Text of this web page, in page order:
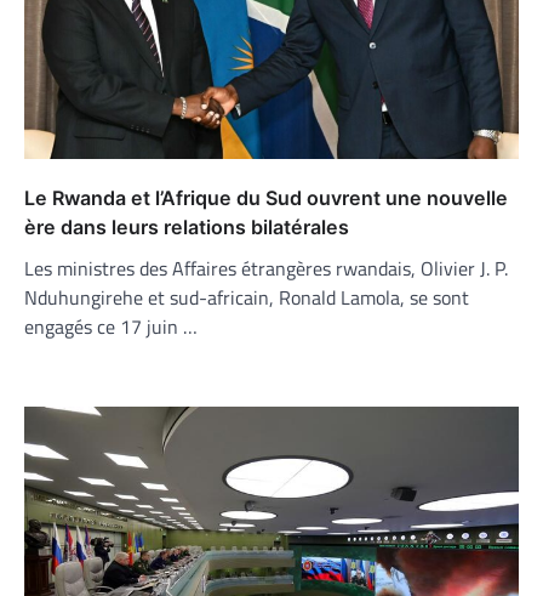
Le Rwanda et l’Afrique du Sud ouvrent une nouvelle
ère dans leurs relations bilatérales
Les ministres des Affaires étrangères rwandais, Olivier J. P.
Nduhungirehe et sud-africain, Ronald Lamola, se sont
engagés ce 17 juin …